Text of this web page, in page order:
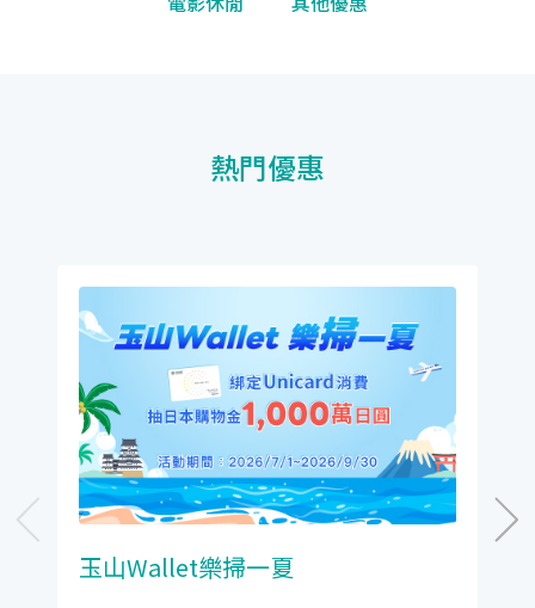
熱門優惠
玉山Wallet樂掃一夏